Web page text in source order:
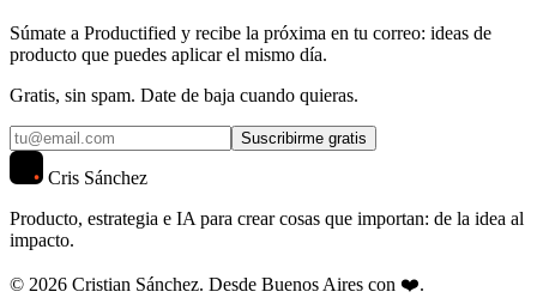
Súmate a Productified y recibe la próxima en tu correo: ideas de
producto que puedes aplicar el mismo día.
Gratis, sin spam. Date de baja cuando quieras.
Suscribirme gratis
Cris Sánchez
Producto, estrategia e IA para crear cosas que importan: de la idea al
impacto.
© 2026 Cristian Sánchez. Desde Buenos Aires con ❤️.